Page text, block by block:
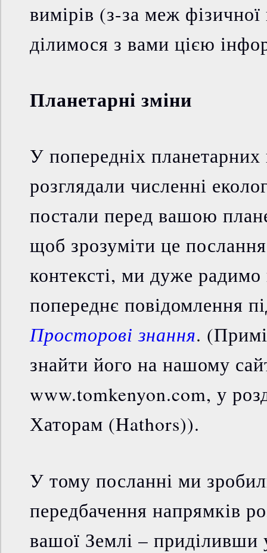
вимірів (з-за меж
ділимося з вами цією
Планетарні зміни
У попередніх
розглядали численні
постали перед вашою
щоб зрозуміти це
контексті, ми дуже
попереднє повідомлення
Просторові знання.
знайти його на нашому
www.tomkenyon.com, у
Хаторам (Hathors)).
У тому посланні ми
передбачення напрямків
вашої Землі – приділивши